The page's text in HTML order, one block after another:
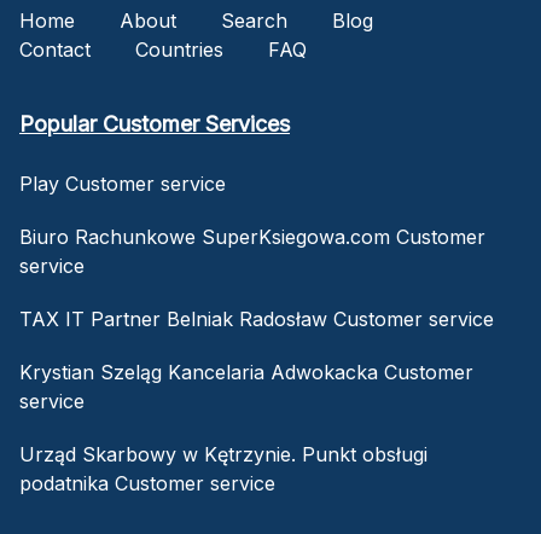
Home About Search
Blog
Contact
Countries FAQ
Popular Customer Services
Play Customer service
Biuro Rachunkowe SuperKsiegowa.com Customer
service
TAX IT Partner Belniak Radosław Customer service
Krystian Szeląg Kancelaria Adwokacka Customer
service
Urząd Skarbowy w Kętrzynie. Punkt obsługi
podatnika Customer service